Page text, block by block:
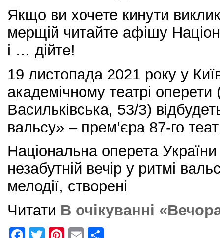
Якщо ви хочете кинути виклик
мерщій читайте афішу
і … дійте!
19 листопада 2021 року у
академічному театрі
Васильківська, 53/3)
вальсу» – прем’єра 87-го
Національна оперета
незабутній вечір у ритмі
мелодії, створені
Читати В очікуванні